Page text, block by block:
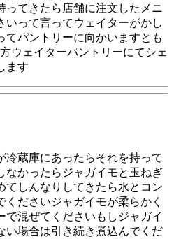
ってきたら店舗に注文したメニ
いって言ってウェイターがかし
てパントリーに向かいますとも
ウェイターパントリーにてシェ
ます
冷蔵庫にあったらそれを持って
なかったらジャガイモと玉ねぎ
てしんなりしてきたら水とコン
くださいジャガイモが柔らかく
で混ぜてくださいもしジャガイ
い場合は引き続き煮込んでくだ